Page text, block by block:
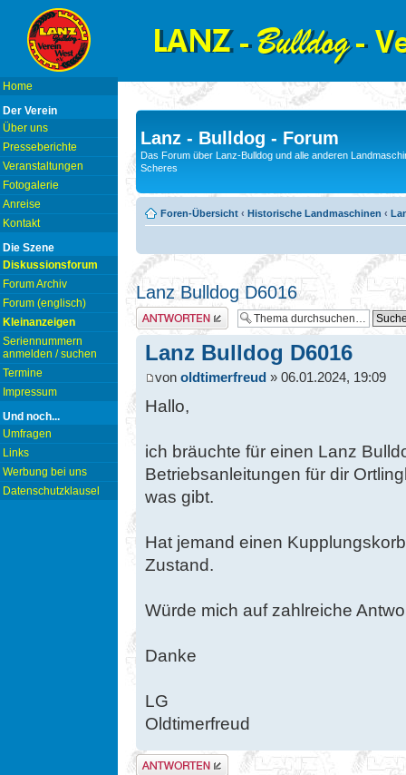
Home
Der Verein
Über uns
Presseberichte
Veranstaltungen
Fotogalerie
Anreise
Kontakt
Die Szene
Diskussionsforum
Forum Archiv
Forum (englisch)
Kleinanzeigen
Seriennummern
anmelden / suchen
Termine
Impressum
Und noch...
Umfragen
Links
Werbung bei uns
Datenschutzklausel
Lanz - Bulldog - Forum
Das Forum über Lanz-Bulldog und alle anderen
Scheres
Foren-Übersicht ‹ Historische Landmaschinen ‹
Lanz Bulldog D6016
Antwort erstellen
Lanz Bulldog D6016
von oldtimerfreud » 06.01.2024, 19:09
Hallo,
ich bräuchte für einen Lanz
Betriebsanleitungen für dir
was gibt.
Hat jemand einen
Zustand.
Würde mich auf zahlreiche
Danke
LG
Oldtimerfreud
Antwort erstellen